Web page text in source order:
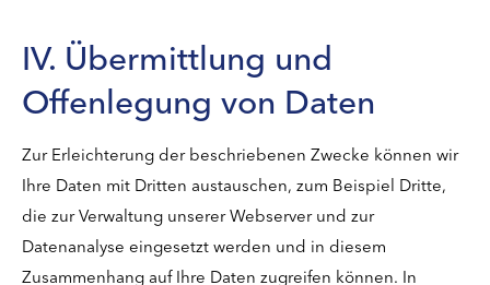
IV. Übermittlung und
Offenlegung von Daten
Zur Erleichterung der beschriebenen Zwecke können wir
Ihre Daten mit Dritten austauschen, zum Beispiel Dritte,
die zur Verwaltung unserer Webserver und zur
Datenanalyse eingesetzt werden und in diesem
Zusammenhang auf Ihre Daten zugreifen können. In